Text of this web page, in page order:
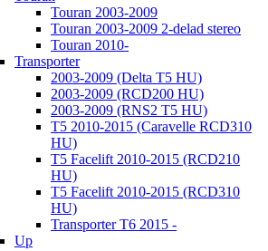
Touran 2003-2009
Touran 2003-2009 2-delad stereo
Touran 2010-
Transporter
2003-2009 (Delta T5 HU)
2003-2009 (RCD200 HU)
2003-2009 (RNS2 T5 HU)
T5 2010-2015 (Caravelle RCD310
HU)
T5 Facelift 2010-2015 (RCD210
HU)
T5 Facelift 2010-2015 (RCD310
HU)
Transporter T6 2015 -
Up